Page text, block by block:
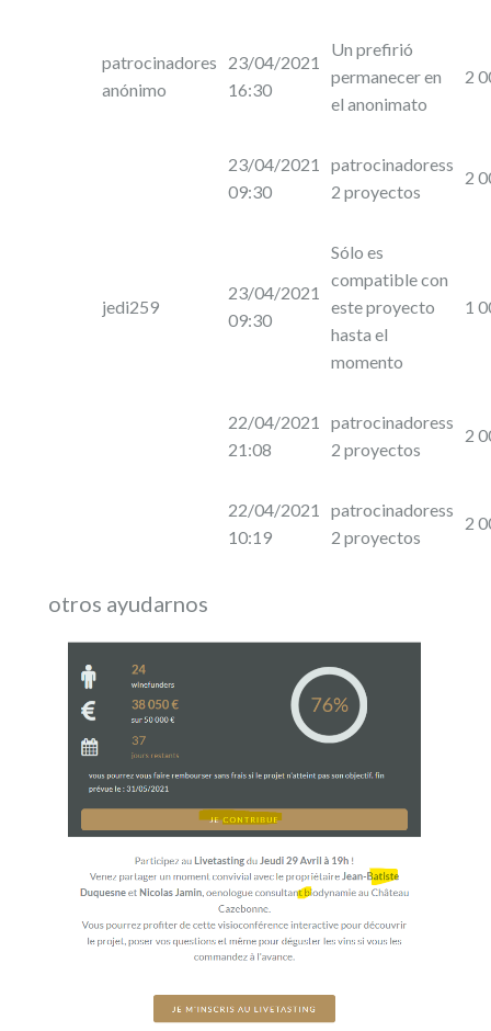
patrocinadores
anónimo
23/04/2021
16:30
Un prefirió
permanecer en
el anonimato
2
23/04/2021
09:30
patrocinadoress
2 proyectos
2
jedi259
23/04/2021
09:30
Sólo es
compatible con
este proyecto
hasta el
momento
1
22/04/2021
21:08
patrocinadoress
2 proyectos
2
22/04/2021
10:19
patrocinadoress
2 proyectos
2
otros ayudarnos